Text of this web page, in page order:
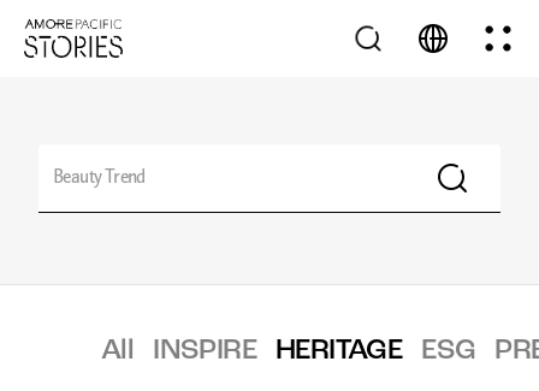
All INSPIRE HERITAGE ESG